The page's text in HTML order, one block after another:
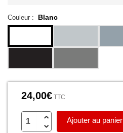
Couleur : Blanc
24,00€ TTC
Ajouter au panier